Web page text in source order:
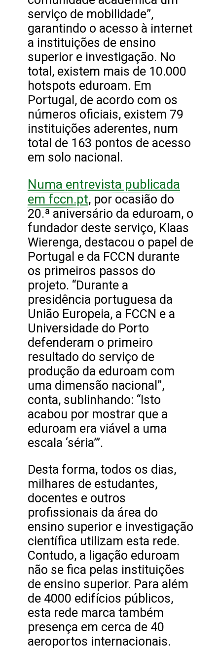
serviço de mobilidade”,
garantindo o acesso à internet
a instituições de ensino
superior e investigação. No
total, existem mais de 10.000
hotspots eduroam. Em
Portugal, de acordo com os
números oficiais, existem 79
instituições aderentes, num
total de 163 pontos de acesso
em solo nacional.
Numa entrevista publicada
em fccn.pt, por ocasião do
20.ª aniversário da eduroam, o
fundador deste serviço, Klaas
Wierenga, destacou o papel de
Portugal e da FCCN durante
os primeiros passos do
projeto. “Durante a
presidência portuguesa da
União Europeia, a FCCN e a
Universidade do Porto
defenderam o primeiro
resultado do serviço de
produção da eduroam com
uma dimensão nacional”,
conta, sublinhando: “Isto
acabou por mostrar que a
eduroam era viável a uma
escala ‘séria’”.
Desta forma, todos os dias,
milhares de estudantes,
docentes e outros
profissionais da área do
ensino superior e investigação
científica utilizam esta rede.
Contudo, a ligação eduroam
não se fica pelas instituições
de ensino superior. Para além
de 4000 edifícios públicos,
esta rede marca também
presença em cerca de 40
aeroportos internacionais.